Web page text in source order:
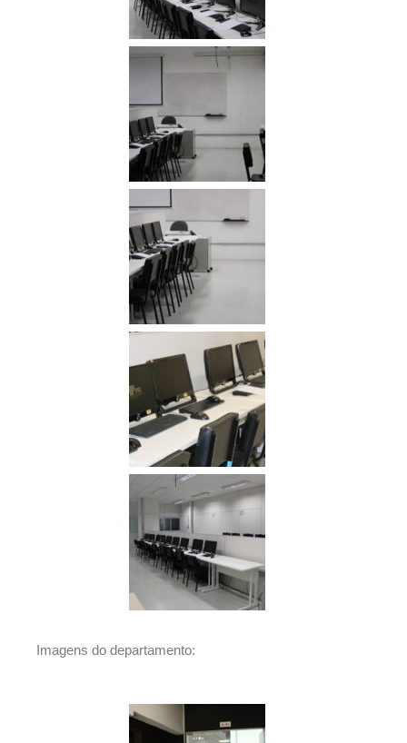
Imagens do departamento: